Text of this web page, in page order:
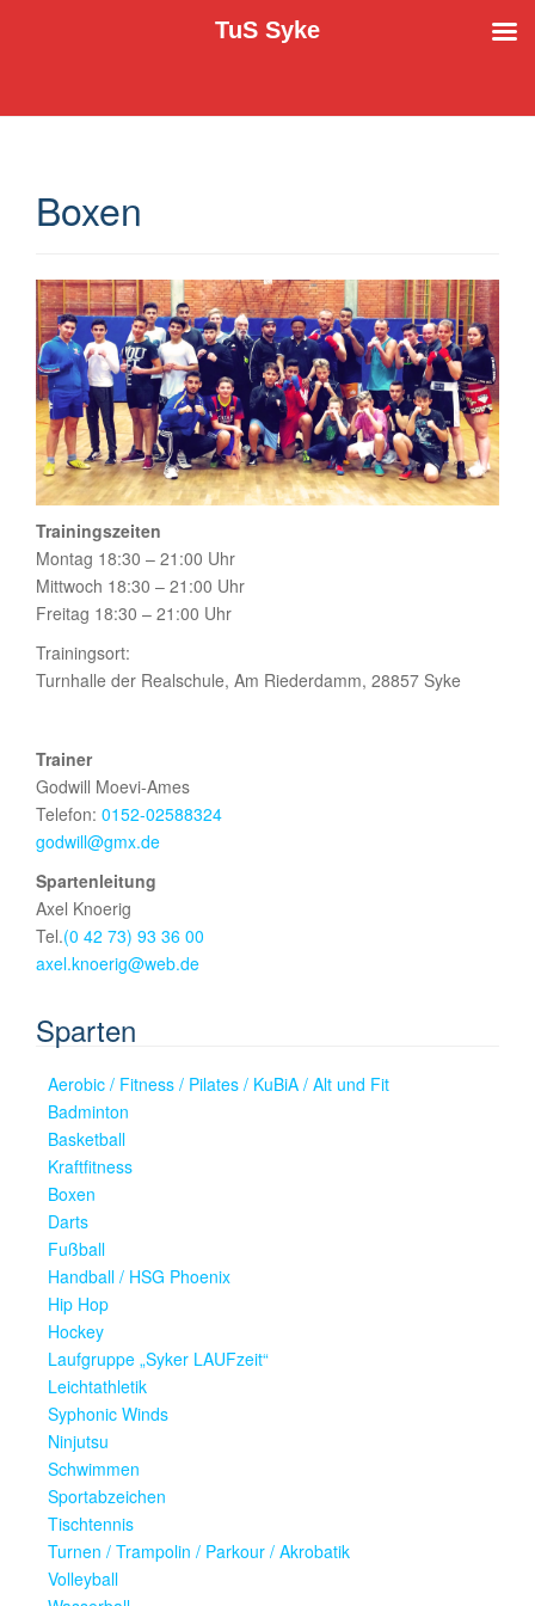
Boxen
Trainingszeiten
Montag 18:30 – 21:00 Uhr
Mittwoch 18:30 – 21:00 Uhr
Freitag 18:30 – 21:00 Uhr
Trainingsort:
Turnhalle der Realschule, Am Riederdamm, 28857 Syke
Trainer
Godwill Moevi-Ames
Telefon: 0152-02588324
godwill@gmx.de
Spartenleitung
Axel Knoerig
Tel.(0 42 73) 93 36 00
axel.knoerig@web.de
Sparten
Aerobic / Fitness / Pilates / KuBiA / Alt und Fit
Badminton
Basketball
Kraftfitness
Boxen
Darts
Fußball
Handball / HSG Phoenix
Hip Hop
Hockey
Laufgruppe „Syker LAUFzeit“
Leichtathletik
Syphonic Winds
Ninjutsu
Schwimmen
Sportabzeichen
Tischtennis
Turnen / Trampolin / Parkour / Akrobatik
Volleyball
TuS Syke